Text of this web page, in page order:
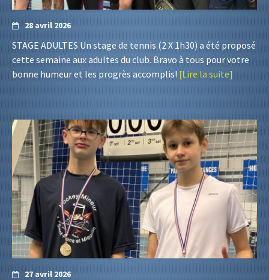
28 avril 2026
STAGE ADULTES Un stage de tennis (2 X 1h30) a été proposé
cette semaine aux adultes du club. Bravo à tous pour votre
bonne humeur et les progrès accomplis! [Lire la suite]
27 avril 2026